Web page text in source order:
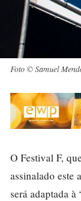
Foto © Samuel
O Festival F,
assinalado este
será adaptada